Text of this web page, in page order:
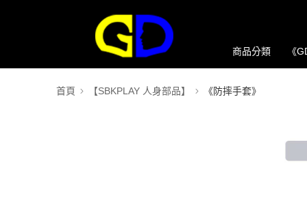
商品分類 《
首頁 【SBKPLAY 人身部品】 《防摔手套》